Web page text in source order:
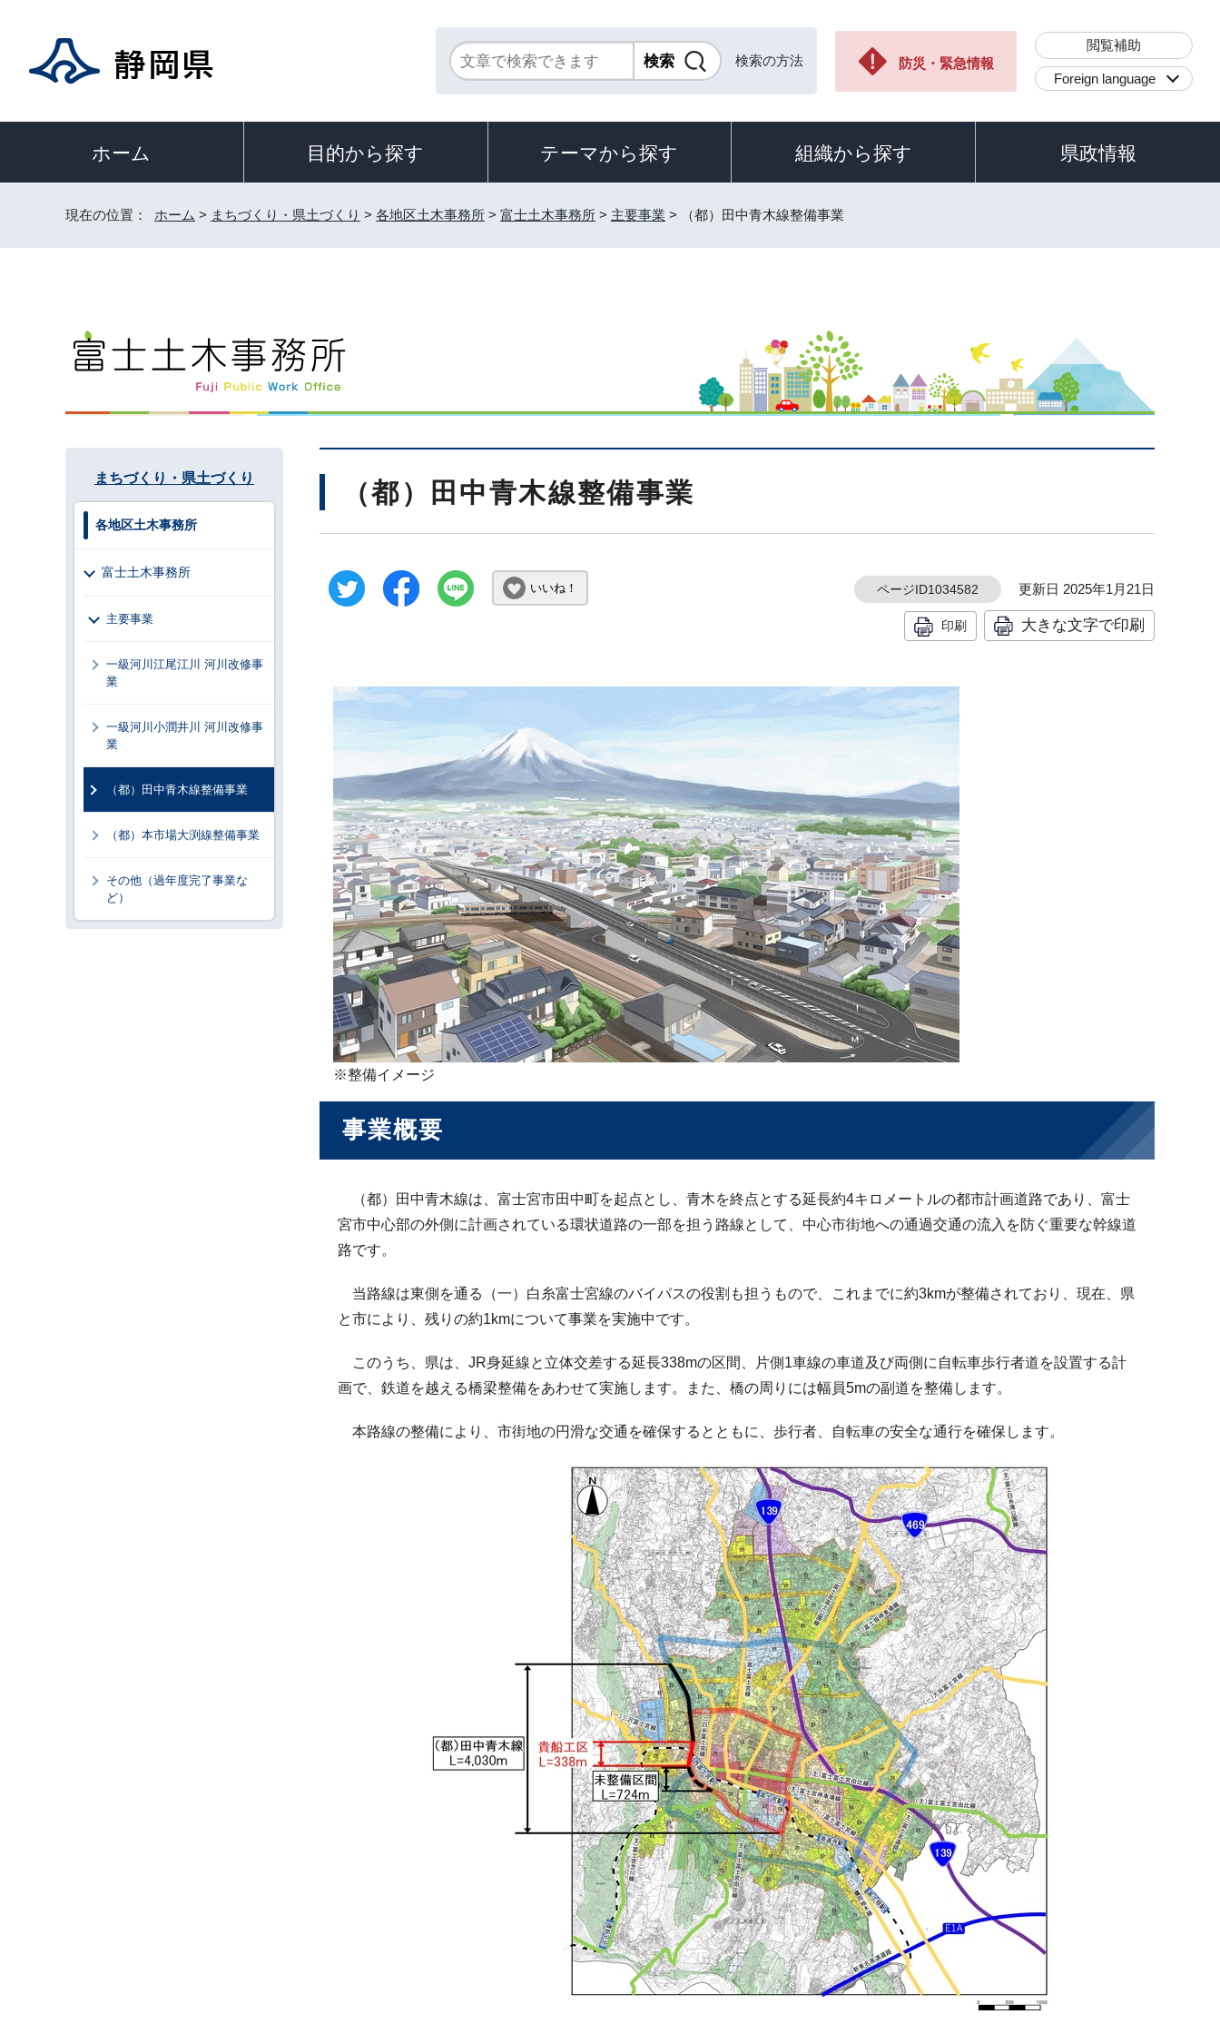
検索の方法 防災・緊急情報
閲覧補助
Foreign language
ホーム 目的から探す テーマから探す 組織から探す 県政情報
現在の位置： ホーム > まちづくり・県土づくり > 各地区土木事務所 > 富士土木事務所 > 主要事業 > （都）田中青木線整備事業
（都）田中青木線整備事業
いいね！ ページID1034582 更新日 2025年1月21日
印刷 大きな文字で印刷
※整備イメージ
事業概要
（都）田中青木線は、富士宮市田中町を起点とし、青木を終点とする延長約4キロメートルの都市計画道路であり、富士
宮市中心部の外側に計画されている環状道路の一部を担う路線として、中心市街地への通過交通の流入を防ぐ重要な幹線道
路です。
当路線は東側を通る（一）白糸富士宮線のバイパスの役割も担うもので、これまでに約3kmが整備されており、現在、県
と市により、残りの約1kmについて事業を実施中です。
このうち、県は、JR身延線と立体交差する延長338mの区間、片側1車線の車道及び両側に自転車歩行者道を設置する計
画で、鉄道を越える橋梁整備をあわせて実施します。また、橋の周りには幅員5mの副道を整備します。
本路線の整備により、市街地の円滑な交通を確保するとともに、歩行者、自転車の安全な通行を確保します。
まちづくり・県土づくり
各地区土木事務所
富士土木事務所
主要事業
一級河川江尾江川 河川改修事
業
一級河川小潤井川 河川改修事
業
（都）田中青木線整備事業
（都）本市場大渕線整備事業
その他（過年度完了事業な
ど）